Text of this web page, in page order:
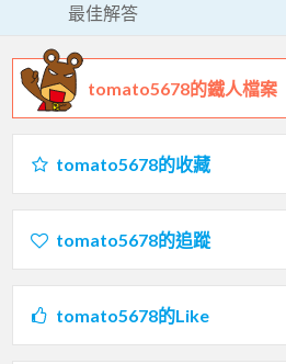
最佳解答
tomato5678的鐵人檔案
tomato5678的收藏
tomato5678的追蹤
tomato5678的Like